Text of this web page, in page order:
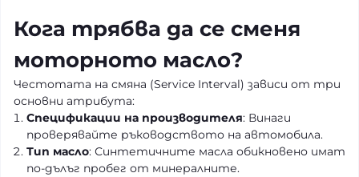
Кога трябва да се сменя
моторното масло?
Честотата на смяна (Service Interval) зависи от три
основни атрибута:
Спецификации на производителя: Винаги
проверявайте ръководството на автомобила.
Тип масло: Синтетичните масла обикновено имат
по-дълъг пробег от минералните.